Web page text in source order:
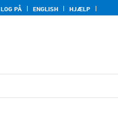
LOG PÅ ENGLISH HJÆLP